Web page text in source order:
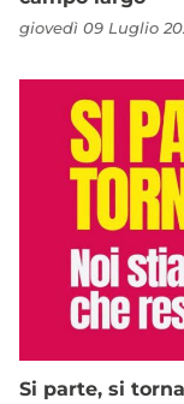
giovedì 09 Luglio
Si parte, si